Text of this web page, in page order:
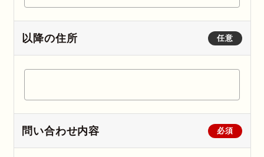
任意
以降の住所
必須
問い合わせ内容